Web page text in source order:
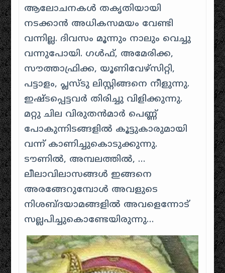
ആലോചനകള്‍ തകൃതിയായി
നടക്കാന്‍ അധികസമയം വേണ്ടി
വന്നില്ല. ദിവസം മൂന്നും നാലും വെച്ചു
വന്നുപോയി. ഗള്‍ഫ്, അമേരിക്ക,
സൗത്താഫ്രിക്ക, യൂണിവേഴ്‌സിറ്റി,
പട്ടാളം, പ്ലസ്‌ടു ലിസ്റ്റിങ്ങനെ നീളുന്നു.
ഇഷ്ടപ്പെട്ടവര്‍ തിരിച്ചു വിളിക്കുന്നു.
മറ്റു ചില വിരുതന്‍‌മാര്‍ പെണ്ണ്
പോകുന്നിടങ്ങളില്‍ കൂട്ടുകാരുമായി
വന്ന് കാണിച്ചുകൊടുക്കുന്നു.
ടൗണില്‍, അമ്പലത്തില്‍, …
ലീലാവിലാസങ്ങള്‍ ഇങ്ങനെ
അരങ്ങേറുമ്പോള്‍ അവളുടെ
നിശബ്ദയാമങ്ങളില്‍ അവളെന്നോട്
സല്ലപിച്ചുകൊണ്ടേയിരുന്നു…